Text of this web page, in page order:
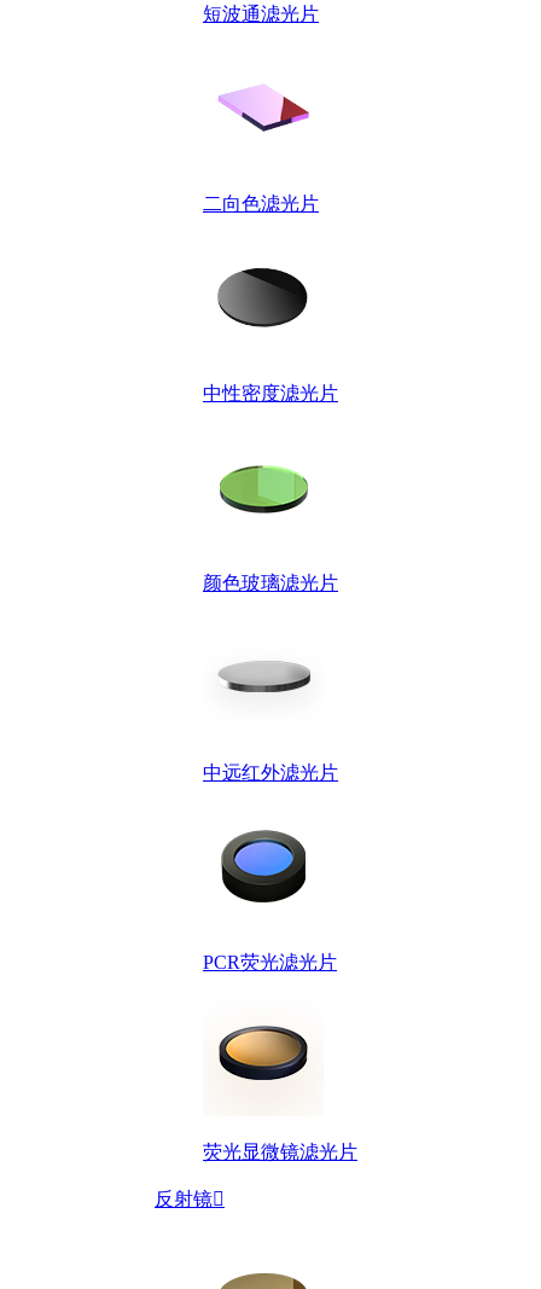
短波通滤光片
二向色滤光片
中性密度滤光片
颜色玻璃滤光片
中远红外滤光片
PCR荧光滤光片
荧光显微镜滤光片
反射镜